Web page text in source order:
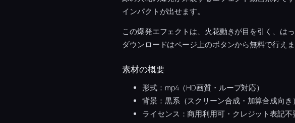
インパクトが出せます。
この爆発エフェクトは、火花動きが目を引く、は
ダウンロードはページ上のボタンから無料で行えま
素材の概要
形式：mp4（HD画質・ループ対応）
背景：黒系（スクリーン合成・加算合成向き）
ライセンス：商用利用可・クレジット表記不